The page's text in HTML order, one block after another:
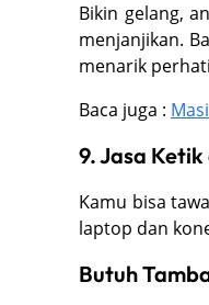
Bikin gelang,
menjanjikan.
menarik
Baca juga :
9. Jasa
Kamu bisa
laptop dan
Butuh